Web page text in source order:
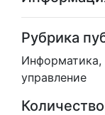
Рубрика
Информатика,
управление